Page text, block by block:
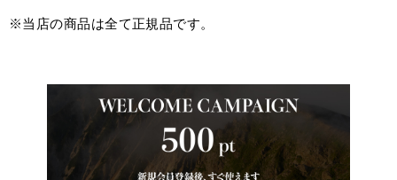
※当店の商品は全て正規品です。